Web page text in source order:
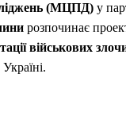
(МЦПД) у
розпочинає
військових